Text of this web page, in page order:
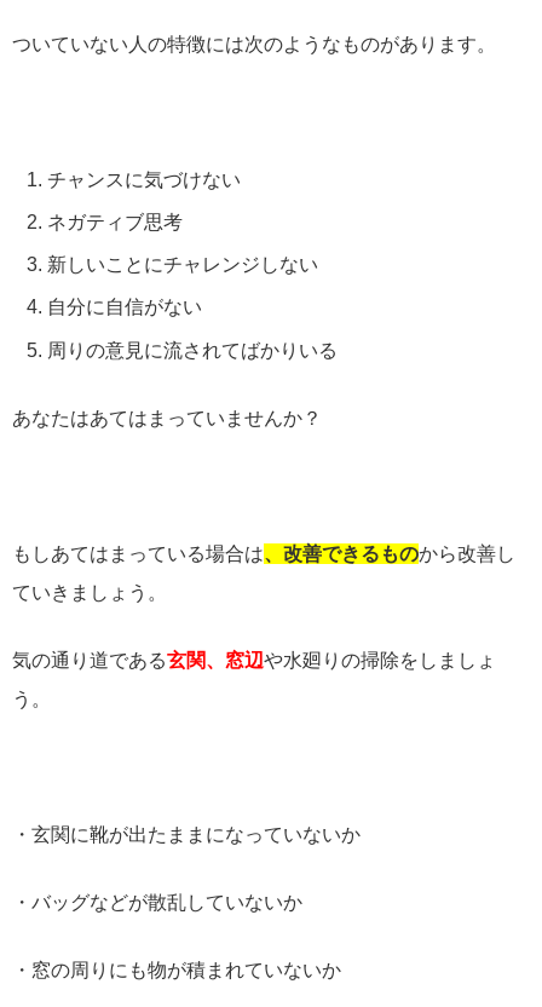
ついていない人の特徴には次のようなものがあります。
チャンスに気づけない
ネガティブ思考
新しいことにチャレンジしない
自分に自信がない
周りの意見に流されてばかりいる
あなたはあてはまっていませんか？
もしあてはまっている場合は、改善できるものから改善し
ていきましょう。
気の通り道である玄関、窓辺や水廻りの掃除をしましょ
う。
・玄関に靴が出たままになっていないか
・バッグなどが散乱していないか
・窓の周りにも物が積まれていないか